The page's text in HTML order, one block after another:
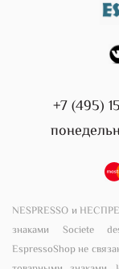
+7 (495)
NESPRESSO и
знаками Societe
EspressoShop не